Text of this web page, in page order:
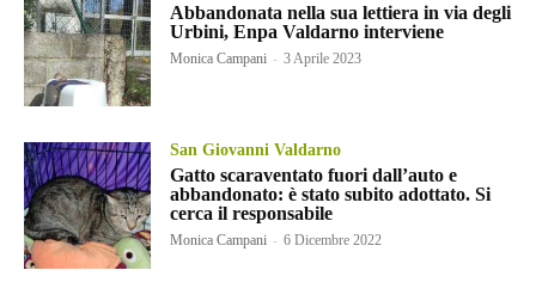
Abbandonata nella sua lettiera in via degli
Urbini, Enpa Valdarno interviene
Monica Campani - 3 Aprile 2023
San Giovanni Valdarno
Gatto scaraventato fuori dall’auto e
abbandonato: è stato subito adottato. Si
cerca il responsabile
Monica Campani - 6 Dicembre 2022